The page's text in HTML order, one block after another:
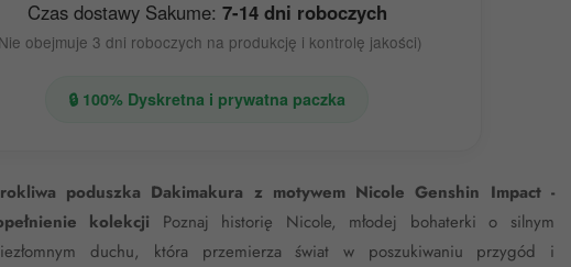
Czas dostawy Sakume: 7-14 dni roboczych
obejmuje 3 dni roboczych na produkcję i kontrolę jakości)
🔒 100% Dyskretna i prywatna paczka
poduszka Dakimakura z motywem Nicole Genshin Impact -
kolekcji Poznaj historię Nicole, młodej bohaterki o silnym
duchu, która przemierza świat w poszukiwaniu przygód i